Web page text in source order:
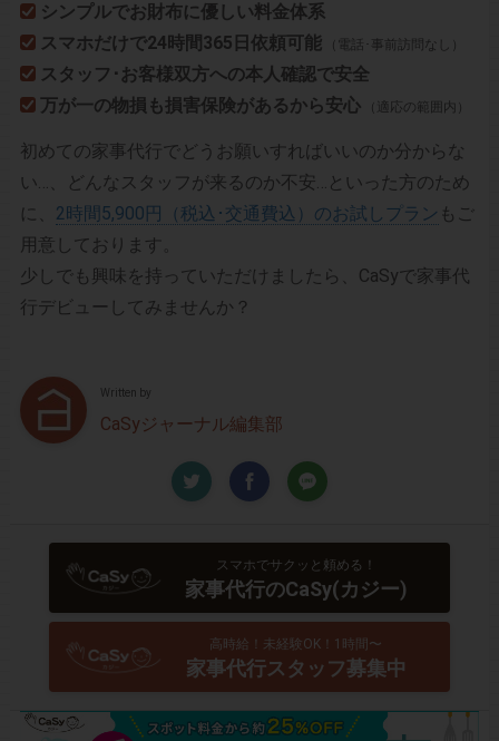
シンプルでお財布に優しい料金体系
スマホだけで24時間365日依頼可能
（電話･事前訪問なし）
スタッフ･お客様双方への本人確認で安全
万が一の物損も損害保険があるから安心
（適応の範囲内）
初めての家事代行でどうお願いすればいいのか分からな
い…、どんなスタッフが来るのか不安…といった方のため
に、 2時間5,900円（税込･交通費込）のお試しプラン もご
用意しております。
少しでも興味を持っていただけましたら、CaSyで家事代
行デビューしてみませんか？
Written by
CaSyジャーナル編集部
スマホでサクッと頼める！
家事代行のCaSy(カジー)
高時給！未経験OK！1時間〜
家事代行スタッフ募集中